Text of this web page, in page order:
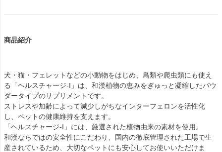
商品紹介
犬・猫・フェレットなどの小動物をはじめ、鳥類や爬虫類にも使え
る「ヘルスチャージ-I」は、和漢植物の恵みをぎゅっと凝縮したパウ
ダータイプのサプリメントです。
ストレスや加齢によって減少しがちなインターフェロンを活性化
し、ペットの健康維持を支えます。
「ヘルスチャージ-I」には、厳選された植物由来の素材を使用。
和漢ならではの安全性にこだわり、国内の徹底管理された工場で生
産されているため、大切なペットにも安心してお使いいただけま